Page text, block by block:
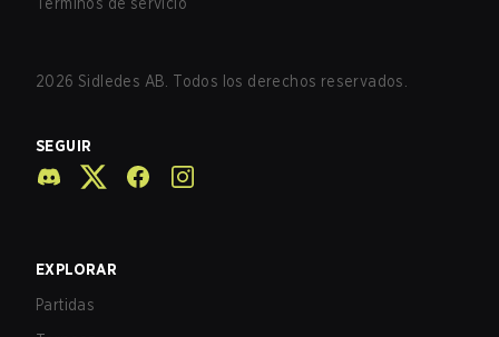
2026 Sidledes AB. Todos los derechos reservados.
SEGUIR
EXPLORAR
Partidas